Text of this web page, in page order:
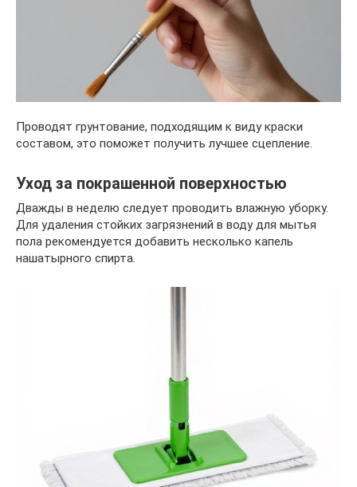
Проводят грунтование, подходящим к виду краски
составом, это поможет получить лучшее сцепление.
Уход за покрашенной поверхностью
Дважды в неделю следует проводить влажную уборку.
Для удаления стойких загрязнений в воду для мытья
пола рекомендуется добавить несколько капель
нашатырного спирта.